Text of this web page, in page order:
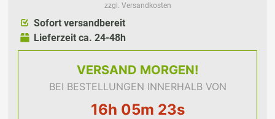
zzgl. Versandkosten
Sofort versandbereit
Lieferzeit ca. 24-48h
VERSAND MORGEN!
BEI BESTELLUNGEN INNERHALB VON
16h 05m 22s